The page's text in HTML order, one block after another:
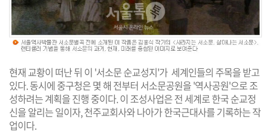
현재 교황이 떠난 뒤 이 '서소문 순교성지'가 세계인들의 주목을 받고
있다. 동시에 중구청은 몇 해 전부터 서소문공원을 '역사공원'으로 조
성하려는 계획을 진행 중이다. 이 조성사업은 전 세계로 한국 순교정
신을 알리는 일이자, 천주교회사와 나아가 한국근대사를 기록하는 작
업이다.